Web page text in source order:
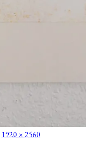
1920 × 2560